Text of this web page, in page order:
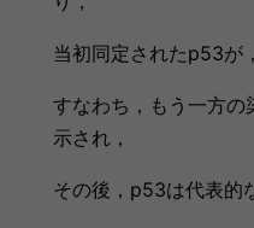
当初同定されたp53が
すなわち，もう一方
示され，
その後，p53は代表的